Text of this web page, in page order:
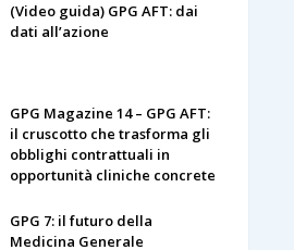
(Video guida) GPG AFT: dai
dati all’azione
GPG Magazine 14 – GPG AFT:
il cruscotto che trasforma gli
obblighi contrattuali in
opportunità cliniche concrete
GPG 7: il futuro della
Medicina Generale